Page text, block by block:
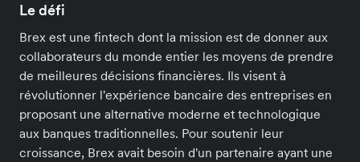
Le défi
Brex est une fintech dont la mission est de donner aux
collaborateurs du monde entier les moyens de prendre
de meilleures décisions financières. Ils visent à
révolutionner l'expérience bancaire des entreprises en
proposant une alternative moderne et technologique
aux banques traditionnelles. Pour soutenir leur
croissance, Brex avait besoin d'un partenaire ayant une